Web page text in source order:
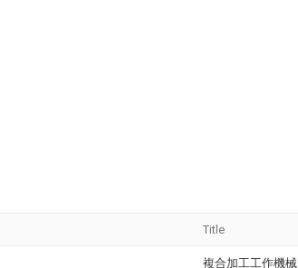
Title
複合加工工作機械